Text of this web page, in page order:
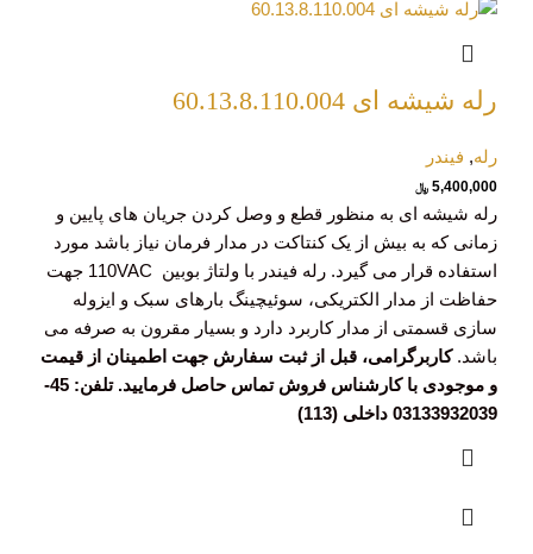
رله شيشه ای 60.13.8.110.004
رله, فیندر
5,400,000 ﷼
رله شیشه ای به منظور قطع و وصل کردن جریان های پایین و
زمانی که به بیش از یک کنتاکت در مدار فرمان نیاز باشد مورد
استفاده قرار می گیرد. رله فیندر با ولتاژ بوبین 110VAC جهت
حفاظت از مدار الکتریکی، سوئیچینگ بارهای سبک و ایزوله
سازی قسمتی از مدار کاربرد دارد و بسیار مقرون به صرفه می
باشد.کاربرگرامی، قبل از ثبت سفارش جهت اطمینان از قیمت
و موجودی با کارشناس فروش تماس حاصل فرمایید. تلفن: 45-
03133932039 داخلی (113)